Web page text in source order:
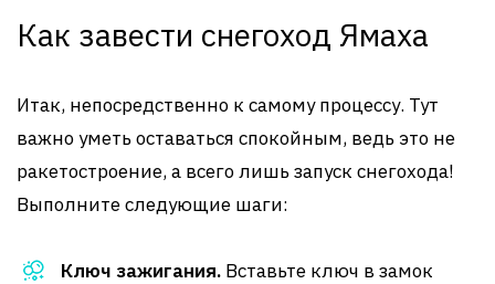
Как завести снегоход Ямаха
Итак, непосредственно к самому процессу. Тут
важно уметь оставаться спокойным, ведь это не
ракетостроение, а всего лишь запуск снегохода!
Выполните следующие шаги:
Ключ зажигания. Вставьте ключ в замок